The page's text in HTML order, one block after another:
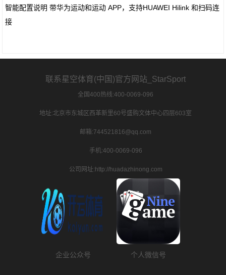
智能配置说明 带华为运动和运动 APP，支持HUAWEI Hilink 和扫码连
接
联系星空体育(中国)官方网站_StarSport
全国400热线:400-0069-096
地址:北京市东城区西革新里60号盛购文体中心四层603室
邮箱:744521816@qq.com
手机:400-0069-096
公司网址:http://huadazhinong.com
企业公众号 个人微信号